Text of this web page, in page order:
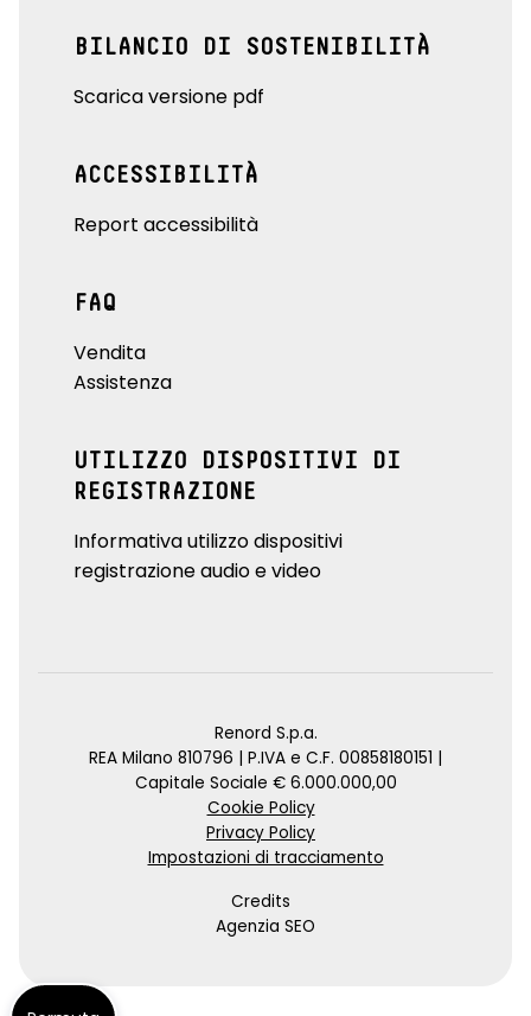
BILANCIO DI SOSTENIBILITÀ
Scarica versione pdf
ACCESSIBILITÀ
Report accessibilità
FAQ
Vendita
Assistenza
UTILIZZO DISPOSITIVI DI
REGISTRAZIONE
Informativa utilizzo dispositivi
registrazione audio e video
Renord S.p.a.
REA Milano 810796 | P.IVA e C.F. 00858180151 |
Capitale Sociale € 6.000.000,00
Cookie Policy
Privacy Policy
Impostazioni di tracciamento
Credits
Agenzia SEO